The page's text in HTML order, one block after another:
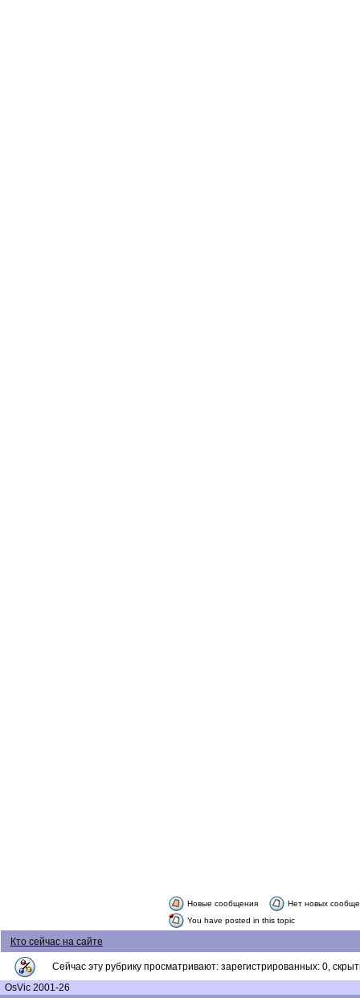
Новые сообщения
Нет новых
You have posted in this topic
Кто сейчас на сайте
Сейчас эту рубрику просматривают: зарегистрированных: 0,
OsVic 2001-26